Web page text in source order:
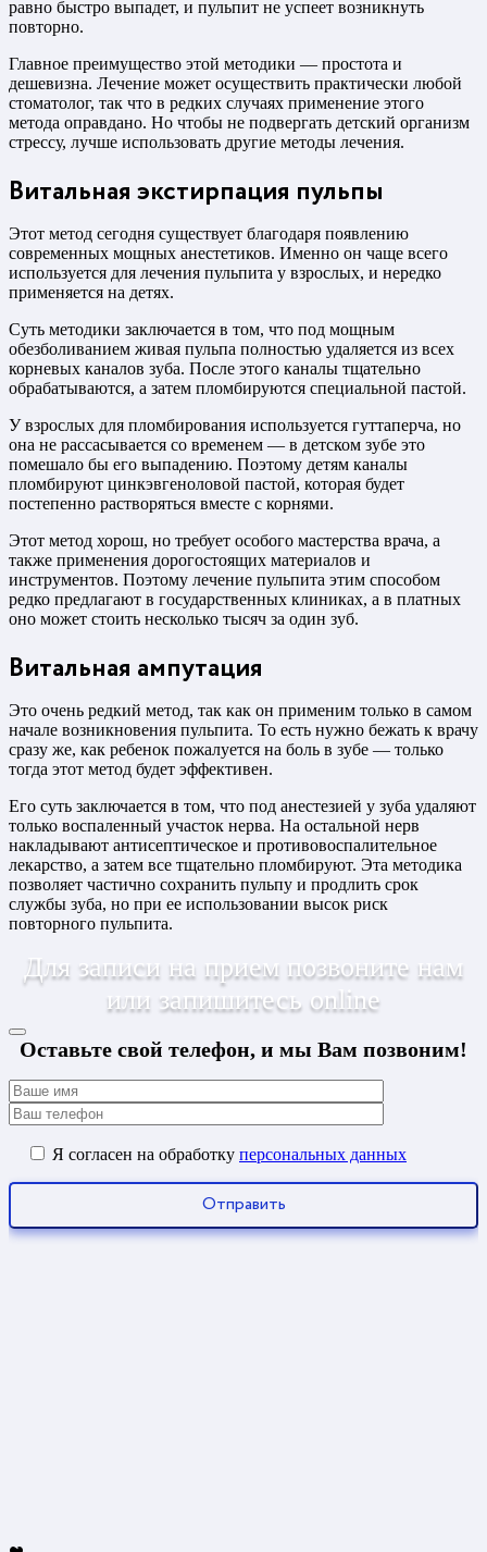
равно быстро выпадет, и пульпит не успеет возникнуть
повторно.
Главное преимущество этой методики — простота и
дешевизна. Лечение может осуществить практически любой
стоматолог, так что в редких случаях применение этого
метода оправдано. Но чтобы не подвергать детский организм
стрессу, лучше использовать другие методы лечения.
Витальная экстирпация пульпы
Этот метод сегодня существует благодаря появлению
современных мощных анестетиков. Именно он чаще всего
используется для лечения пульпита у взрослых, и нередко
применяется на детях.
Суть методики заключается в том, что под мощным
обезболиванием живая пульпа полностью удаляется из всех
корневых каналов зуба. После этого каналы тщательно
обрабатываются, а затем пломбируются специальной пастой.
У взрослых для пломбирования используется гуттаперча, но
она не рассасывается со временем — в детском зубе это
помешало бы его выпадению. Поэтому детям каналы
пломбируют цинкэвгеноловой пастой, которая будет
постепенно растворяться вместе с корнями.
Этот метод хорош, но требует особого мастерства врача, а
также применения дорогостоящих материалов и
инструментов. Поэтому лечение пульпита этим способом
редко предлагают в государственных клиниках, а в платных
оно может стоить несколько тысяч за один зуб.
Витальная ампутация
Это очень редкий метод, так как он применим только в самом
начале возникновения пульпита. То есть нужно бежать к врачу
сразу же, как ребенок пожалуется на боль в зубе — только
тогда этот метод будет эффективен.
Его суть заключается в том, что под анестезией у зуба удаляют
только воспаленный участок нерва. На остальной нерв
накладывают антисептическое и противовоспалительное
лекарство, а затем все тщательно пломбируют. Эта методика
позволяет частично сохранить пульпу и продлить срок
службы зуба, но при ее использовании высок риск
повторного пульпита.
Для записи на прием позвоните нам
или запишитесь online
Оставьте свой телефон, и мы Вам позвоним!
Я согласен на обработку персональных данных